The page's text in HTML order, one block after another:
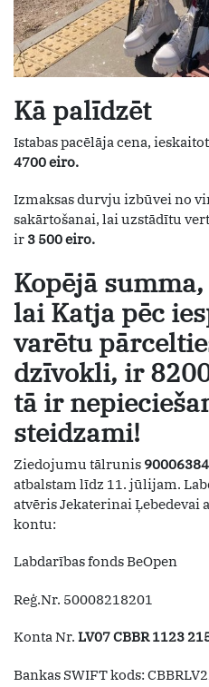
Kā palīdzēt
Istabas pacēlāja cena,
4700 eiro.
Izmaksas durvju izbūvei no
sakārtošanai, lai uzstādītu
ir 3 500 eiro.
Kopējā
lai Katja pēc
varētu
dzīvokli, ir
tā ir
steidzami!
Ziedojumu tālrunis 90006384
atbalstam līdz 11. jūlijam.
atvēris Jekaterinai Ļebedevai
kontu:
Labdarības fonds BeOpen
Reģ.Nr. 50008218201
Konta Nr. LV07 CBBR 1123
Bankas SWIFT kods: